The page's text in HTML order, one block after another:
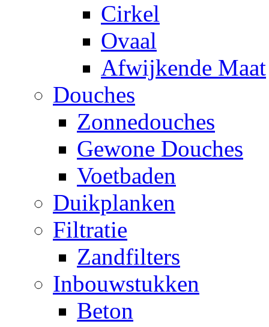
Cirkel
Ovaal
Afwijkende Maat
Douches
Zonnedouches
Gewone Douches
Voetbaden
Duikplanken
Filtratie
Zandfilters
Inbouwstukken
Beton